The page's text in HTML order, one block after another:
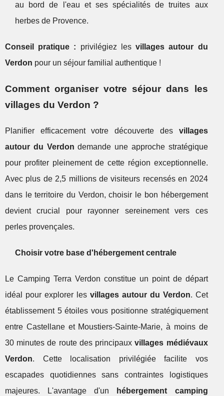
au bord de l'eau et ses spécialités de truites aux
herbes de Provence.
Conseil pratique : privilégiez lesvillages autour du
Verdon pour un séjour familial authentique !
Comment organiser votre séjour dans les
villages du Verdon ?
Planifier efficacement votre découverte des villages
autour du Verdon demande une approche stratégique
pour profiter pleinement de cette région exceptionnelle.
Avec plus de 2,5 millions de visiteurs recensés en 2024
dans le territoire du Verdon, choisir le bon hébergement
devient crucial pour rayonner sereinement vers ces
perles provençales.
Choisir votre base d'hébergement centrale
Le Camping Terra Verdon constitue un point de départ
idéal pour explorer les villages autour du Verdon. Cet
établissement 5 étoiles vous positionne stratégiquement
entre Castellane et Moustiers-Sainte-Marie, à moins de
30 minutes de route des principauxvillages médiévaux
Verdon. Cette localisation privilégiée facilite vos
escapades quotidiennes sans contraintes logistiques
majeures. L'avantage d'un
hébergement camping